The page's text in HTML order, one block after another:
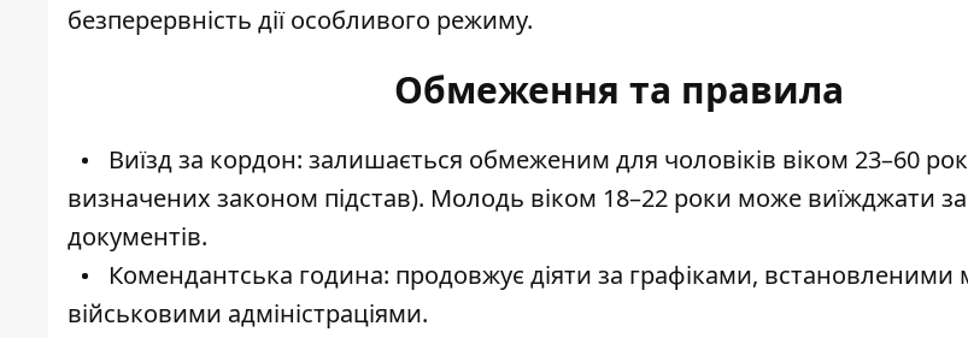
безперервність дії особливого режиму.
Обмеження та правила
Виїзд за кордон: залишається обмеженим для чоловіків віком 23–60
визначених законом підстав). Молодь віком 18–22 роки може виїжджати за
документів.
Комендантська година: продовжує діяти за графіками, встановленими
військовими адміністраціями.